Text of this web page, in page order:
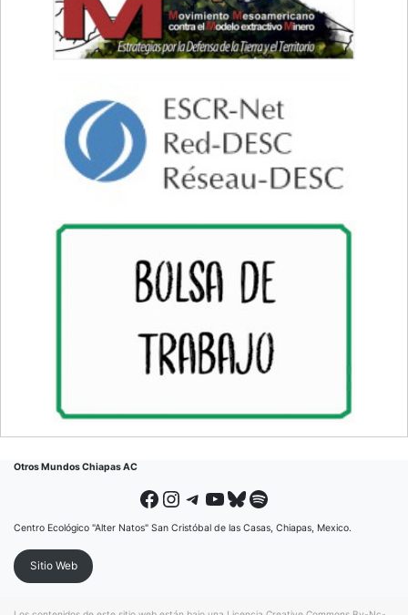
Otros Mundos Chiapas AC
Facebook Instagram Telegram YouTube Bluesky Spotify
Centro Ecológico "Alter Natos" San Cristóbal de las Casas, Chiapas, Mexico.
Sitio Web